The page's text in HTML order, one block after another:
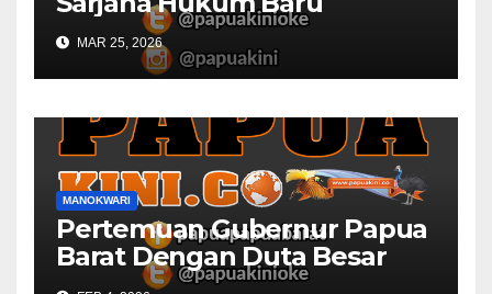
MAR 25, 2026
MANOKWARI
Pertemuan Gubernur Papua
Barat Dengan Duta Besar
Inggris Berbuah Manis